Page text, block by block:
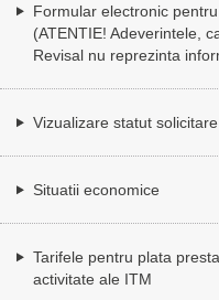
Formular electronic
(ATENTIE! Adeverintele,
Revisal nu reprezinta
Vizualizare statut solicitare
Situatii economice
Tarifele pentru plata
activitate ale ITM